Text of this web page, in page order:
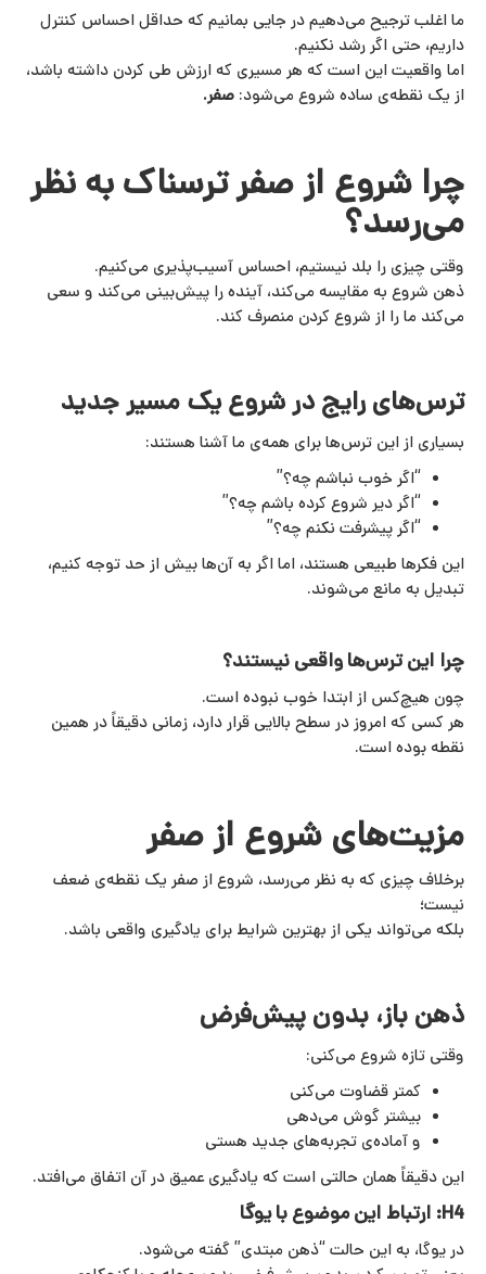
ما اغلب ترجیح می‌دهیم در جایی بمانیم که حداقل احساس کنترل
داریم، حتی اگر رشد نکنیم.
اما واقعیت این است که هر مسیری که ارزش طی کردن داشته باشد،
از یک نقطه‌ی ساده شروع می‌شود: صفر.
چرا شروع از صفر ترسناک به نظر
می‌رسد؟
وقتی چیزی را بلد نیستیم، احساس آسیب‌پذیری می‌کنیم.
ذهن شروع به مقایسه می‌کند، آینده را پیش‌بینی می‌کند و سعی
می‌کند ما را از شروع کردن منصرف کند.
ترس‌های رایج در شروع یک مسیر جدید
بسیاری از این ترس‌ها برای همه‌ی ما آشنا هستند:
“اگر خوب نباشم چه؟”
“اگر دیر شروع کرده باشم چه؟”
“اگر پیشرفت نکنم چه؟”
این فکرها طبیعی هستند، اما اگر به آن‌ها بیش از حد توجه کنیم،
تبدیل به مانع می‌شوند.
چرا این ترس‌ها واقعی نیستند؟
چون هیچ‌کس از ابتدا خوب نبوده است.
هر کسی که امروز در سطح بالایی قرار دارد، زمانی دقیقاً در همین
نقطه بوده است.
مزیت‌های شروع از صفر
برخلاف چیزی که به نظر می‌رسد، شروع از صفر یک نقطه‌ی ضعف
نیست؛
بلکه می‌تواند یکی از بهترین شرایط برای یادگیری واقعی باشد.
ذهن باز، بدون پیش‌فرض
وقتی تازه شروع می‌کنی:
کمتر قضاوت می‌کنی
بیشتر گوش می‌دهی
و آماده‌ی تجربه‌های جدید هستی
این دقیقاً همان حالتی است که یادگیری عمیق در آن اتفاق می‌افتد.
H4: ارتباط این موضوع با یوگا
در یوگا، به این حالت “ذهن مبتدی” گفته می‌شود.